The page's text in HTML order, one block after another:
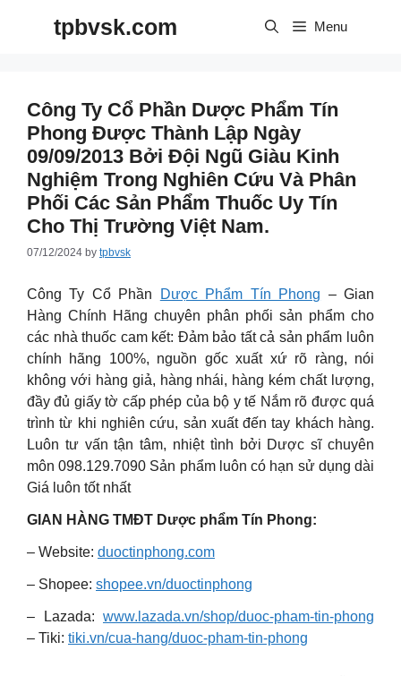
tpbvsk.com Menu
Công Ty Cổ Phần Dược Phẩm Tín
Phong Được Thành Lập Ngày
09/09/2013 Bởi Đội Ngũ Giàu Kinh
Nghiệm Trong Nghiên Cứu Và Phân
Phối Các Sản Phẩm Thuốc Uy Tín
Cho Thị Trường Việt Nam.
07/12/2024 by tpbvsk
Công Ty Cổ Phần Dược Phẩm Tín Phong – Gian
Hàng Chính Hãng chuyên phân phối sản phẩm cho
các nhà thuốc cam kết: Đảm bảo tất cả sản phẩm luôn
chính hãng 100%, nguồn gốc xuất xứ rõ ràng, nói
không với hàng giả, hàng nhái, hàng kém chất lượng,
đầy đủ giấy tờ cấp phép của bộ y tế Nắm rõ được quá
trình từ khi nghiên cứu, sản xuất đến tay khách hàng.
Luôn tư vấn tận tâm, nhiệt tình bởi Dược sĩ chuyên
môn 098.129.7090 Sản phẩm luôn có hạn sử dụng dài
Giá luôn tốt nhất
GIAN HÀNG TMĐT Dược phẩm Tín Phong:
– Website: duoctinphong.com
– Shopee: shopee.vn/duoctinphong
– Lazada: www.lazada.vn/shop/duoc-pham-tin-phong
– Tiki: tiki.vn/cua-hang/duoc-pham-tin-phong